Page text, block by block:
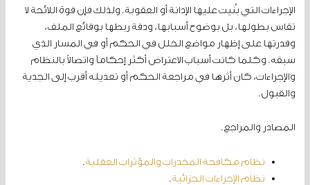
الإجراءات التي بُنيت عليها الإدانة أو العقوبة. ولذلك فإن قوة اللائحة لا
تقاس بطولها، بل بوضوح أسبابها، ودقة ربطها بوقائع الملف،
وقدرتها على إظهار مواضع الخلل في الحكم أو في المسار الذي
سبقه. وكلما كانت أسباب الاعتراض أكثر إحكاماً واتصالاً بالنظام
والإجراءات، كان أثرها في مراجعة الحكم أو تعديله أقرب إلى الجدية
والقبول.
المصادر والمراجع.
نظام مكافحة المخدرات والمؤثرات العقلية.
نظام الإجراءات الجزائية.